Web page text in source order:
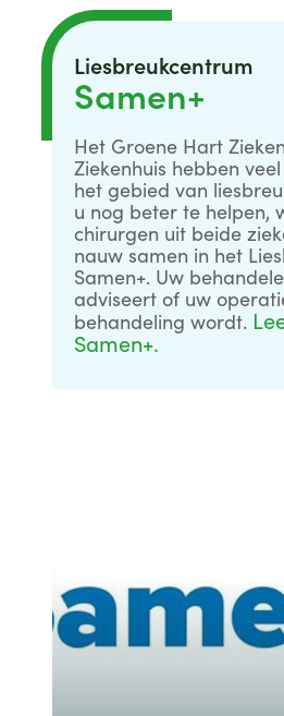
Liesbreukcentrum
Samen+
Het Groene Hart
Ziekenhuis hebben
het gebied van
u nog beter te helpen,
chirurgen uit beide
nauw samen in het
Samen+. Uw
adviseert of uw
behandeling wordt.
Samen+.